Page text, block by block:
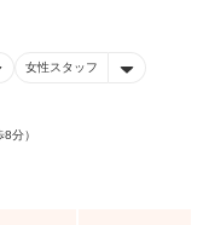
女性スタッフ
分）